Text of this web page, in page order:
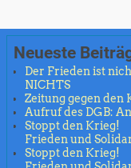
Neueste
Der Frieden ist
NICHTS
Zeitung gegen den
Aufruf des DGB:
Stoppt den Krieg!
Frieden und
Stoppt den Krieg!